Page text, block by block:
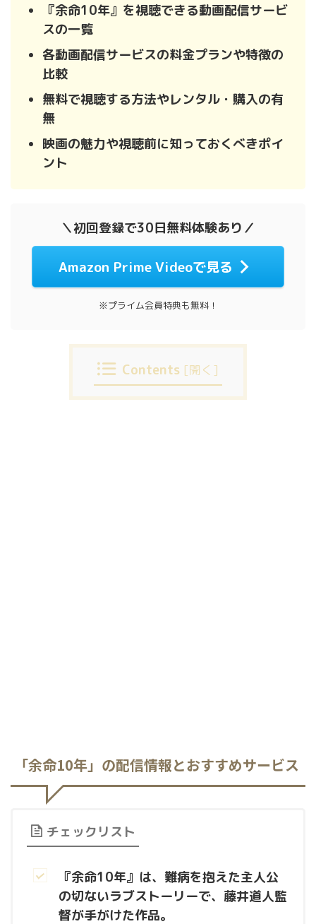
『余命10年』を視聴できる動画配信サービ
スの一覧
各動画配信サービスの料金プランや特徴の
比較
無料で視聴する方法やレンタル・購入の有
無
映画の魅力や視聴前に知っておくべきポイ
ント
＼初回登録で30日無料体験あり／
Amazon Prime Videoで見る
※プライム会員特典も無料！
Contents [開く ]
「余命10年」の配信情報とおすすめサービス
チェックリスト
『余命10年』は、難病を抱えた主人公
の切ないラブストーリーで、藤井道人監
督が手がけた作品。